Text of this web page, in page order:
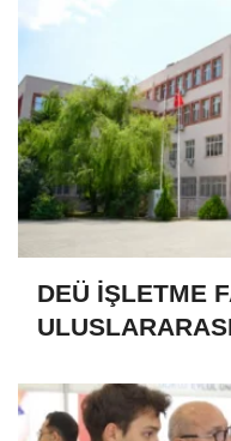
DEÜ İŞLETME